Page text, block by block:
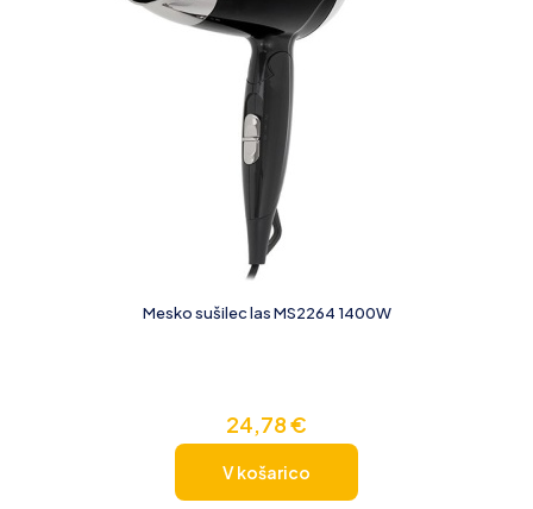
Mesko sušilec las MS2264 1400W
24,78€
V košarico